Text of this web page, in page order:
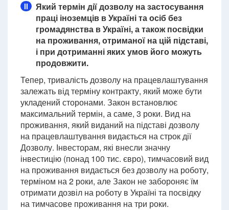
II
Який термін дії дозволу на застосування
праці іноземців в Україні та осіб без
громадянства в Україні, а також посвідки
на проживання, отриманої на цій підставі,
і при дотриманні яких умов його можуть
продовжити.
Тепер, тривалість дозволу на працевлаштування
залежать від терміну контракту, який може бути
укладений сторонами. Закон встановлює
максимальний термін, а саме, 3 роки. Вид на
проживання, який виданий на підставі дозволу
на працевлаштування видається на строк дії
Дозволу. Інвесторам, які внесли значну
інвестицію (понад 100 тис. євро), тимчасовий вид
на проживання видається без дозволу на роботу,
терміном на 2 роки, але Закон не забороняє їм
отримати дозвіл на роботу в Україні та посвідку
на тимчасове проживання на три роки.